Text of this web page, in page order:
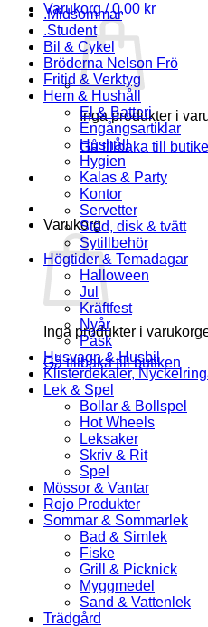
Varukorg /0,00 kr
Inga produkter i
Gå tillbaka till
Varukorg
Inga produkter i
Gå tillbaka till butiken
.Midsommar
.Student
Bil & Cykel
Bröderna Nelson Frö
Fritid & Verktyg
Hem & Hushåll
El & Batteri
Engångsartiklar
Hushåll
Hygien
Kalas & Party
Kontor
Servetter
Städ, disk & tvätt
Sytillbehör
Högtider & Temadagar
Halloween
Jul
Kräftfest
Nyår
Påsk
Husvagn & Husbil
Klisterdekaler,
Lek & Spel
Bollar & Bollspel
Hot Wheels
Leksaker
Skriv & Rit
Spel
Mössor & Vantar
Rojo Produkter
Sommar & Sommarlek
Bad & Simlek
Fiske
Grill & Picknick
Myggmedel
Sand & Vattenlek
Trädgård